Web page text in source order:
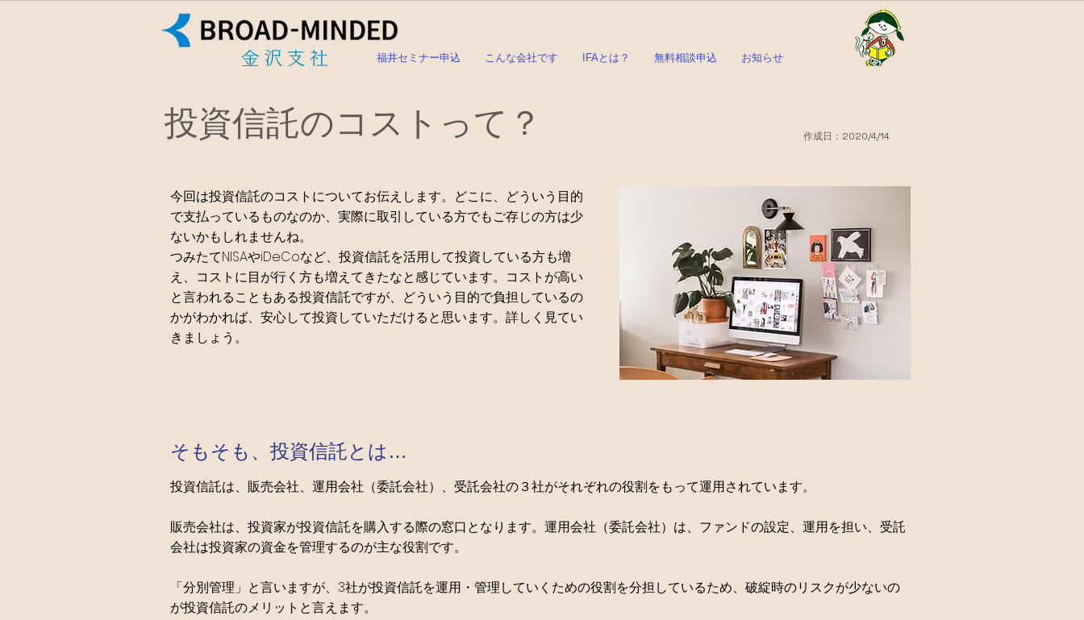
福井セミナー申込 こんな会社です IFAとは？ 無料相談申込 お知らせ
投資信託のコストって？ 作成日：2020/4/14
今回は投資信託のコストについてお伝えします。どこに、どういう目的
で支払っているものなのか、実際に取引している方でもご存じの方は少
ないかもしれませんね。
つみたてNISAやiDeCoなど、投資信託を活用して投資している方も増
え、コストに目が行く方も増えてきたなと感じています。コストが高い
と言われることもある投資信託ですが、どういう目的で負担しているの
かがわかれば、安心して投資していただけると思います。詳しく見てい
きましょう。
そもそも、投資信託とは…
投資信託は、販売会社、運用会社（委託会社）、受託会社の３社がそれぞれの役割をもって運用されています。
販売会社は、投資家が投資信託を購入する際の窓口となります。運用会社（委託会社）は、ファンドの設定、運用を担い、受託
会社は投資家の資金を管理するのが主な役割です。
「分別管理」と言いますが、3社が投資信託を運用・管理していくための役割を分担しているため、破綻時のリスクが少ないの
が投資信託のメリットと言えます。